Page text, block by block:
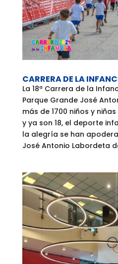
CARRERA DE LA
La 18ª Carrera de la
Parque Grande José
más de 1700 niños y
y ya son 18, el deporte
la alegría se han
José Antonio Labordeta